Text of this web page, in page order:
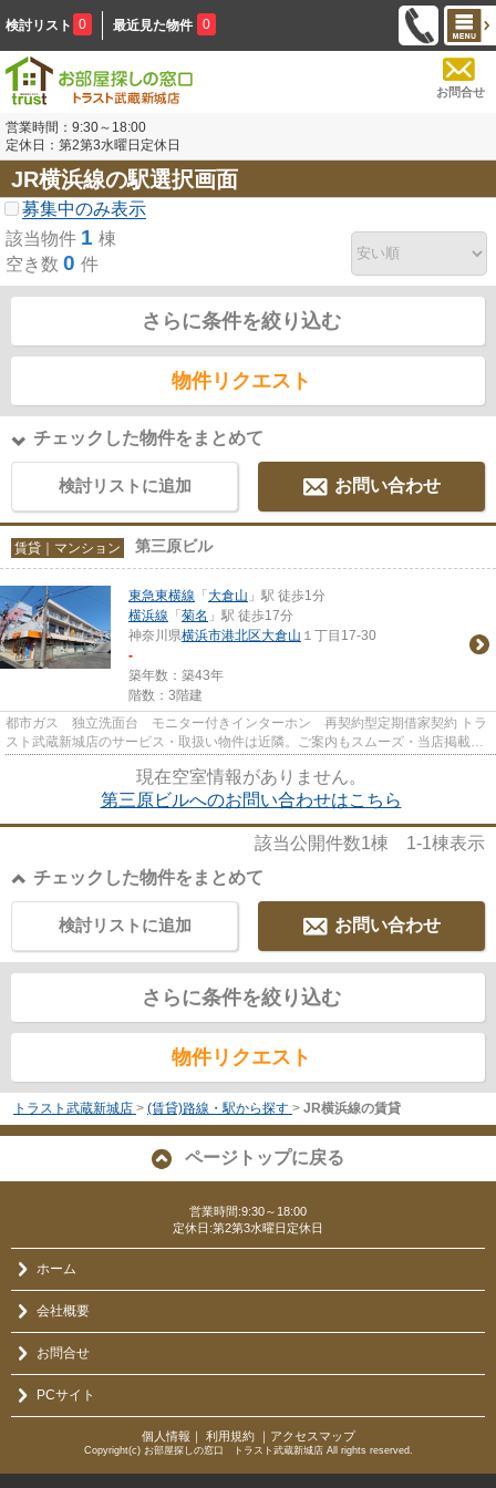
検討リスト 0 最近見た物件 0
お問合せ
営業時間：9:30～18:00
定休日：第2第3水曜日定休日
JR横浜線の駅選択画面
募集中のみ表示
該当物件 1 棟
空き数 0 件
さらに条件を絞り込む
物件リクエスト
チェックした物件をまとめて
検討リストに追加 お問い合わせ
賃貸｜マンション 第三原ビル
東急東横線 「大倉山 」駅 徒歩1分
横浜線 「菊名 」駅 徒歩17分
神奈川県横浜市港北区大倉山 １丁目17-30
-
築年数：築43年
階数：3階建
都市ガス 独立洗面台 モニター付きインターホン 再契約型定期借家契約 トラ
スト武蔵新城店のサービス・取扱い物件は近隣。ご案内もスムーズ・当店掲載以
外の物件も見学、条件交渉可...
現在空室情報がありません。
第三原ビルへのお問い合わせはこちら
該当公開件数1棟 1-1棟表示
チェックした物件をまとめて
お問い合わせ
検討リストに追加
さらに条件を絞り込む
物件リクエスト
トラスト武蔵新城店 > (賃貸)路線・駅から探す > JR横浜線の賃貸
ページトップに戻る
営業時間:9:30～18:00
定休日:第2第3水曜日定休日
ホーム
会社概要
お問合せ
PCサイト
個人情報 ｜ 利用規約｜ アクセスマップ
Copyright(c) お部屋探しの窓口 トラスト武蔵新城店 All rights reserved.